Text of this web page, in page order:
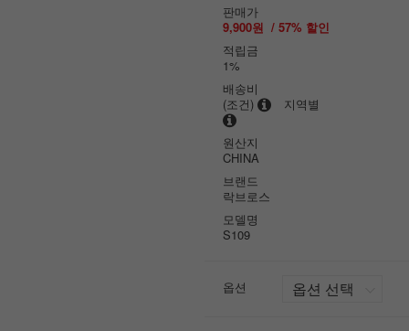
판매가
9,900원 / 57% 할인
적립금
1%
배송비
(조건)
지역별
원산지
CHINA
브랜드
락브로스
모델명
S109
옵션